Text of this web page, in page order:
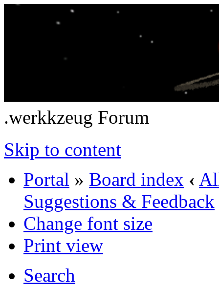
.werkkzeug Forum
Skip to content
Portal » Board index ‹
Suggestions & Feedback
Change font size
Print view
Search